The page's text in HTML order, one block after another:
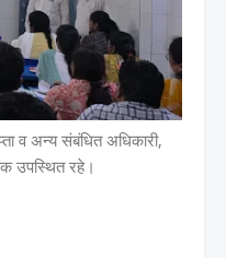
व अन्य संबंधित अधिकारी,
उपस्थित रहे।